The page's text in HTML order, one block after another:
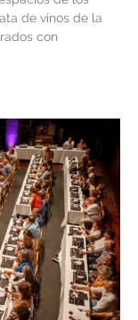
de vinos de la
con